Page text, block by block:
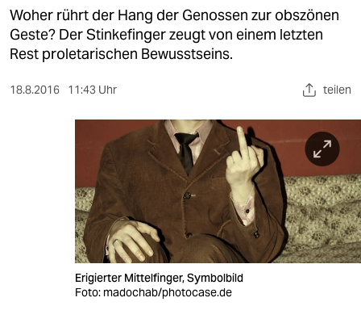
sport
berlin
nord
wahrheit
veranstaltungen
fragen & hilfe
Woher rührt der Hang der Genossen zur obszönen
Geste? Der Stinkefinger zeugt von einem letzten
Rest proletarischen Bewusstseins.
18.8.2016 11:43 Uhr teilen
Erigierter Mittelfinger, Symbolbild
Foto: madochab/photocase.de